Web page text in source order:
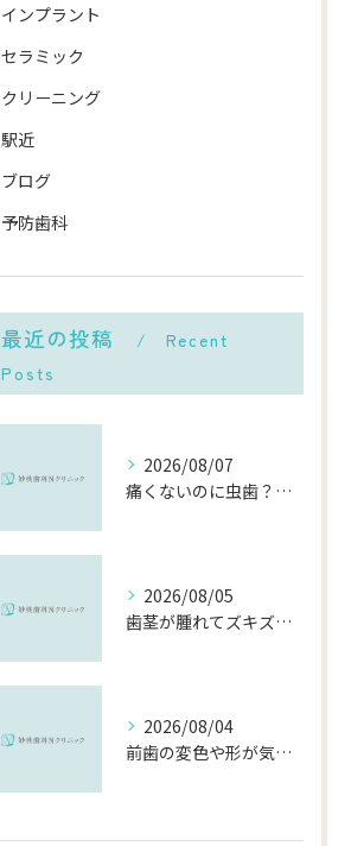
インプラント
セラミック
クリーニング
駅近
ブログ
予防歯科
最近の投稿
Recent
Posts
2026/08/07
痛くないのに虫歯？「痛みのない虫歯」が進行する理由と発見方法
2026/08/05
歯茎が腫れてズキズキ痛む時の応急処置と、早めに受診すべき理由
2026/08/04
前歯の変色や形が気になる…削らずにきれいに整える「ダイレクトボンディング」とは？